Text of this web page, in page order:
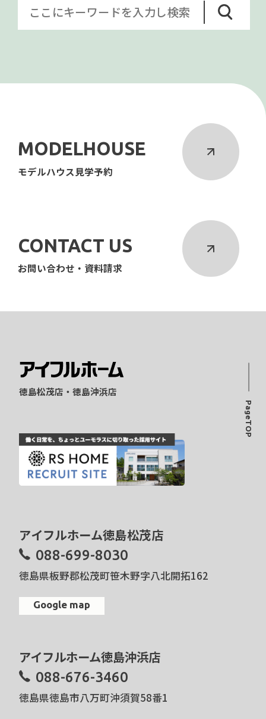
MODELHOUSE
モデルハウス見学予約
CONTACT US
お問い合わせ・資料請求
徳島松茂店・徳島沖浜店
アイフルホーム徳島松茂店
088-699-8030
徳島県板野郡松茂町笹木野字八北開拓162
Google map
アイフルホーム徳島沖浜店
088-676-3460
徳島県徳島市八万町沖須賀58番1
PageTOP